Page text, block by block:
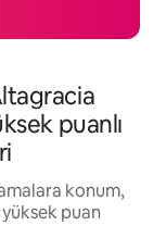
puanlı
konum,
puan